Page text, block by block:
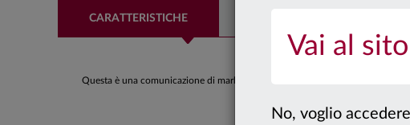
Vai al sito
No, voglio
CARATTERISTICHE
Questa è una comunicazione di marketing. Si prega di consultare il